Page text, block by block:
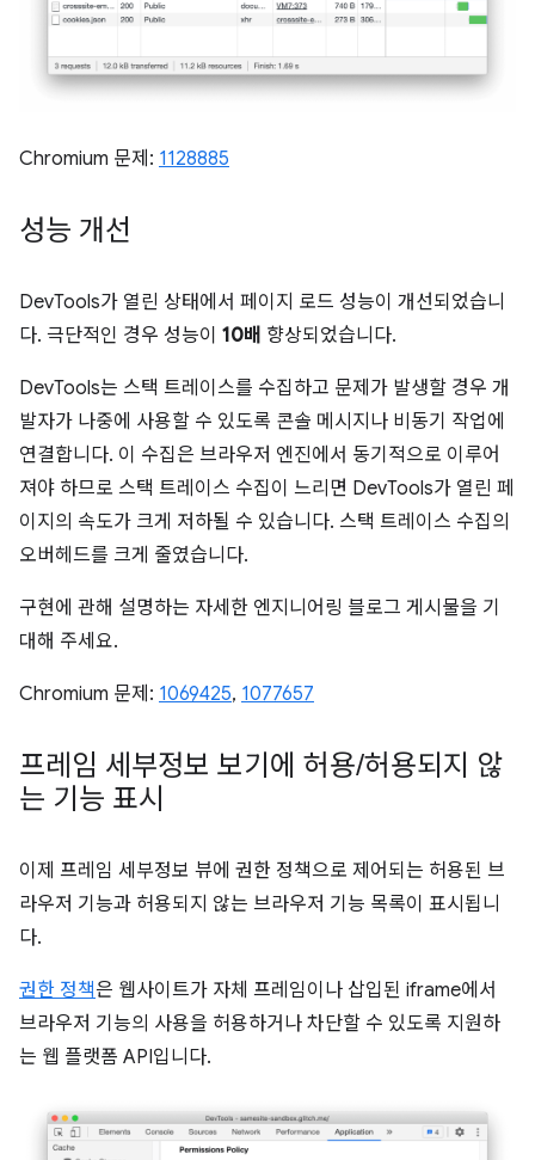
Chromium 문제: 1128885
성능 개선
DevTools가 열린 상태에서 페이지 로드 성능이 개선되었습니
다. 극단적인 경우 성능이 10배 향상되었습니다.
DevTools는 스택 트레이스를 수집하고 문제가 발생할 경우 개
발자가 나중에 사용할 수 있도록 콘솔 메시지나 비동기 작업에
연결합니다. 이 수집은 브라우저 엔진에서 동기적으로 이루어
져야 하므로 스택 트레이스 수집이 느리면 DevTools가 열린 페
이지의 속도가 크게 저하될 수 있습니다. 스택 트레이스 수집의
오버헤드를 크게 줄였습니다.
구현에 관해 설명하는 자세한 엔지니어링 블로그 게시물을 기
대해 주세요.
Chromium 문제: 1069425, 1077657
프레임 세부정보 보기에 허용/허용되지 않
는 기능 표시
이제 프레임 세부정보 뷰에 권한 정책으로 제어되는 허용된 브
라우저 기능과 허용되지 않는 브라우저 기능 목록이 표시됩니
다.
권한 정책은 웹사이트가 자체 프레임이나 삽입된 iframe에서
브라우저 기능의 사용을 허용하거나 차단할 수 있도록 지원하
는 웹 플랫폼 API입니다.